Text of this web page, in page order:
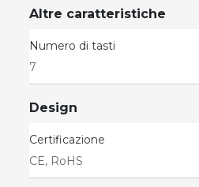
Altre caratteristiche
Numero di tasti
7
Design
Certificazione
CE, RoHS